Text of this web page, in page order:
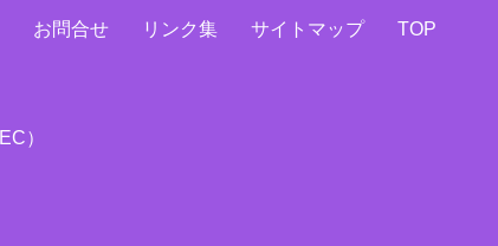
お問合せ リンク集 サイトマップ TOP